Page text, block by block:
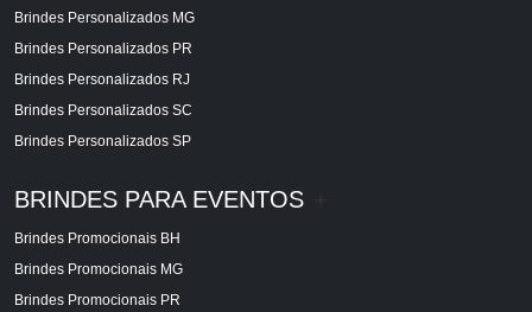
Brindes Personalizados MG
Brindes Personalizados PR
Brindes Personalizados RJ
Brindes Personalizados SC
Brindes Personalizados SP
BRINDES PARA EVENTOS
Brindes Promocionais BH
Brindes Promocionais MG
Brindes Promocionais PR